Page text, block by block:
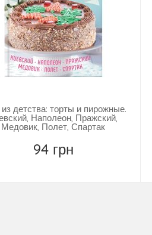
детства: торты и пирожные.
Наполеон, Пражский,
Медовик, Полет, Спартак
94 грн